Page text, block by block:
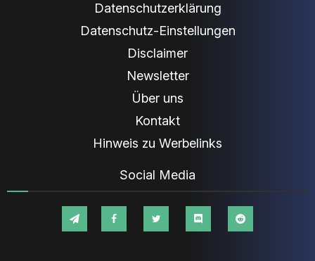
Datenschutzerklärung
Datenschutz-Einstellungen
Disclaimer
Newsletter
Über uns
Kontakt
Hinweis zu Werbelinks
Social Media